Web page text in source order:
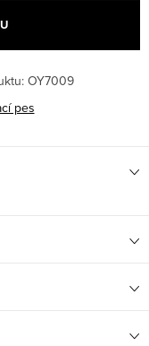
OY7009
pes